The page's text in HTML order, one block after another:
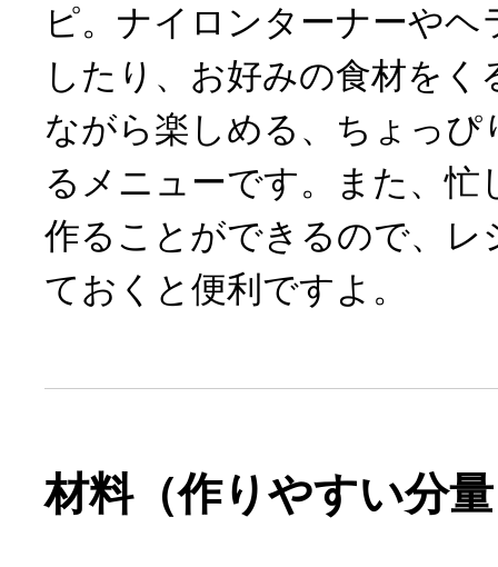
ピ。ナイロンターナーや
したり、お好みの食材を
ながら楽しめる、ちょっ
るメニューです。また、忙
作ることができるので、レ
ておくと便利ですよ。
材料（作りやすい分